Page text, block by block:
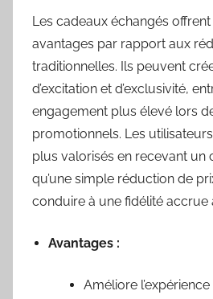
Les cadeaux échangés
avantages par rapport aux
traditionnelles. Ils peuvent
d’excitation et d’exclusivité,
engagement plus élevé lors
promotionnels. Les
plus valorisés en recevant un
qu’une simple réduction de
conduire à une fidélité accrue
Avantages :
Améliore